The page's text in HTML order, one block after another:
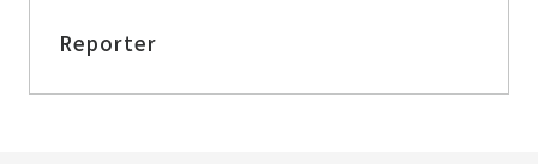
Reporter